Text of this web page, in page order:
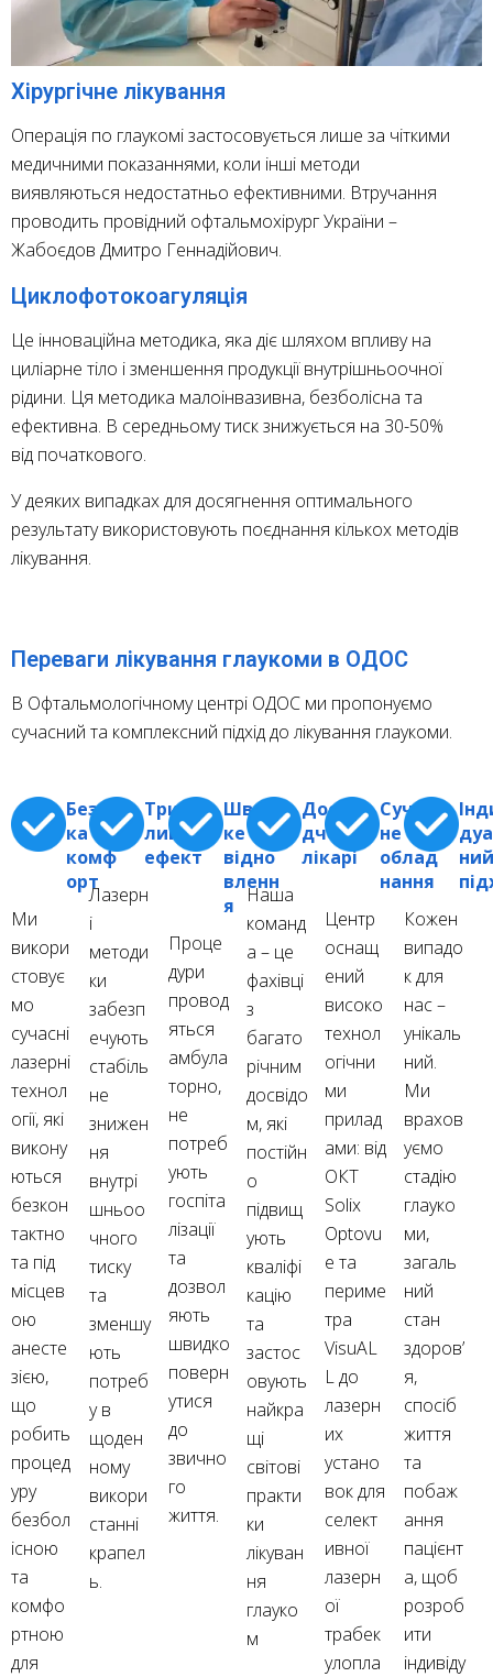
Хірургічне лікування
Операція по глаукомі застосовується лише за чіткими
медичними показаннями, коли інші методи
виявляються недостатньо ефективними. Втручання
проводить провідний офтальмохірург України –
Жабоєдов Дмитро Геннадійович.
Циклофотокоагуляція
Це інноваційна методика, яка діє шляхом впливу на
циліарне тіло і зменшення продукції внутрішньоочної
рідини. Ця методика малоінвазивна, безболісна та
ефективна. В середньому тиск знижується на 30-50%
від початкового.
У деяких випадках для досягнення оптимального
результату використовують поєднання кількох методів
лікування.
Переваги лікування глаукоми в ОДОС
В Офтальмологічному центрі ОДОС ми пропонуємо
сучасний та комплексний підхід до лікування глаукоми.
Безпе
ка та
комф
орт
Ми
викори
стовує
мо
сучасні
лазерні
технол
огії, які
викону
ються
безкон
тактно
та під
місцев
ою
анесте
зією,
що
робить
процед
уру
безбол
існою
та
комфо
ртною
для
Трива
лий
ефект
Лазерн
і
методи
ки
забезп
ечують
стабіль
не
знижен
ня
внутрі
шньоо
чного
тиску
та
зменшу
ють
потреб
у в
щоден
ному
викори
станні
крапел
ь.
Швид
ке
відно
вленн
я
Проце
дури
провод
яться
амбула
торно,
не
потреб
ують
госпіта
лізації
та
дозвол
яють
швидко
поверн
утися
до
звично
го
життя.
Досві
дчені
лікарі
Наша
команд
а – це
фахівці
з
багато
річним
досвідо
м, які
постійн
о
підвищ
ують
кваліфі
кацію
та
застос
овують
найкра
щі
світові
практи
ки
лікуван
ня
глауко
м
Сучас
не
облад
нання
Центр
оснащ
ений
високо
технол
огічни
ми
прилад
ами: від
ОКТ
Solix
Optovu
e та
периме
тра
VisuAL
L до
лазерн
их
устано
вок для
селект
ивної
лазерн
ої
трабек
улопла
ний
Кожен
випадо
к для
нас –
унікаль
ний.
Ми
врахов
уємо
стадію
глауко
ми,
загаль
ний
стан
здоров’
я,
спосіб
життя
та
побаж
ання
пацієнт
а, щоб
розроб
ити
індивіду